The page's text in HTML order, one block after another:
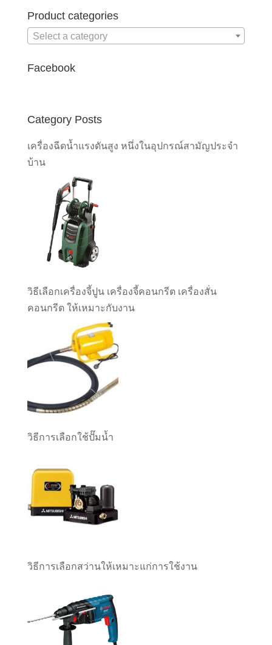
Product categories
Select a category
Facebook
Category Posts
เครื่องฉีดน้ำแรงดันสูง หนึ่งในอุปกรณ์สามัญประจำ
บ้าน
วิธีเลือกเครื่องจี้ปูน เครื่องจี้คอนกรีต เครื่องสั่น
คอนกรีต ให้เหมาะกับงาน
วิธีการเลือกใช้ปั๊มน้ำ
วิธีการเลือกสว่านให้เหมาะแก่การใช้งาน